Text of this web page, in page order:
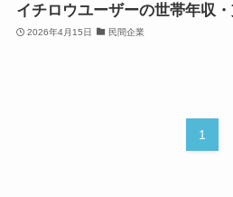
イチロウユーザーの世帯年収
2026年4月15日 民間企業
1